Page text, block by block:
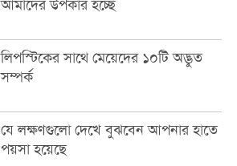
আমাদের উপকার হচ্ছে
লিপস্টিকের সাথে মেয়েদের ১০টি অদ্ভুত
সম্পর্ক
যে লক্ষণগুলো দেখে বুঝবেন আপনার হাতে
পয়সা হয়েছে